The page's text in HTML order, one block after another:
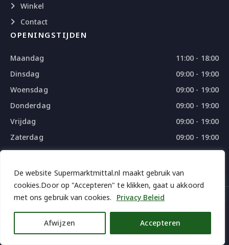
De website Supermarktmittal.nl maakt gebruik van
cookies.Door op "Accepteren" te klikken, gaat u akkoord
met ons gebruik van cookies.
Privacy Beleid
Afwijzen Accepteren
Winkel
Contact
OPENINGSTIJDEN
Maandag
11:00 - 18:00
Dinsdag
09:00 - 19:00
Woensdag
09:00 - 19:00
Donderdag
09:00 - 19:00
Vrijdag
09:00 - 19:00
Zaterdag
09:00 - 19:00
Zondag
09:00 - 18:00
© 2026 SUPERMARKTMITTAL - ALL RIGHTS RESERVED
BYTHE WEBDESIGN
iDEAL | Weroi Credit and Apple pay